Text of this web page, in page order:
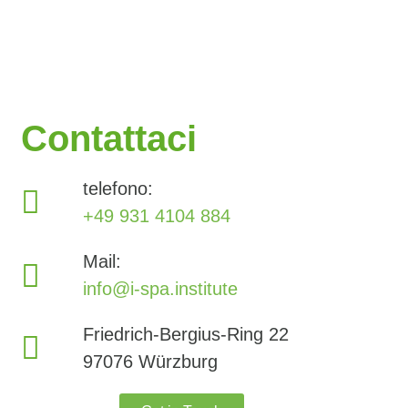
Contattaci
telefono:
+49 931 4104 884
Mail:
info@i-spa.institute
Friedrich-Bergius-Ring 22
97076 Würzburg